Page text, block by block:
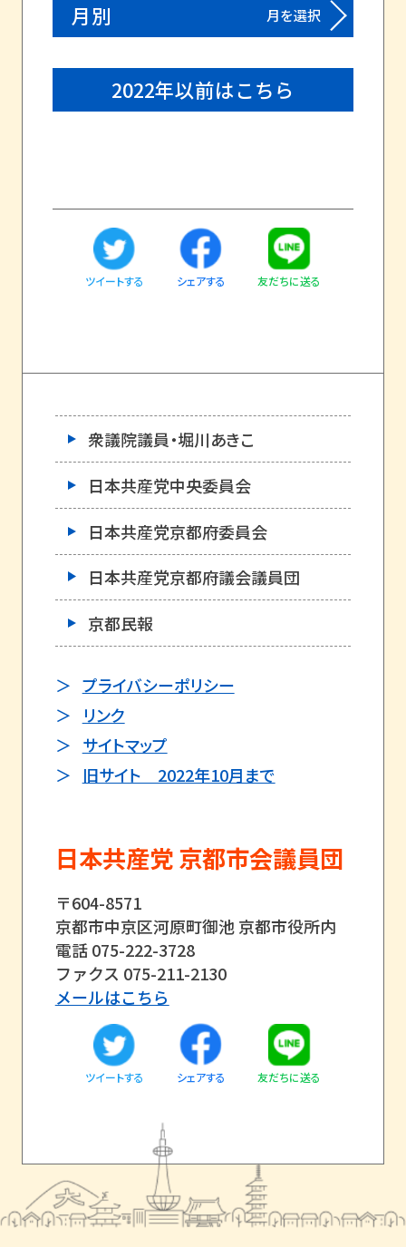
月別 月を選択
2022年以前はこちら
ツイートする シェアする 友だちに送る
日本共産党 京都市会議員団
〒604-8571
京都市中京区河原町御池 京都市役所内
電話 075-222-3728
ファクス 075-211-2130
メールはこちら
ツイートする シェアする 友だちに送る
衆議院議員・堀川あきこ
日本共産党中央委員会
日本共産党京都府委員会
日本共産党京都府議会議員団
京都民報
プライバシーポリシー
リンク
サイトマップ
旧サイト 2022年10月まで